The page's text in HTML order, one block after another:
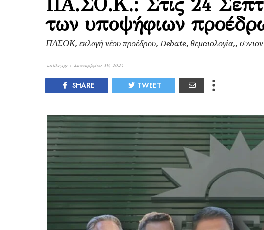
των υποψήφιων
ΠΑΣΟΚ, εκλογή νέου προέδρου, Debate, θεματολογία,,
antikry.gr | Σεπτεμβρίου 19, 2024
SHARE TWEET